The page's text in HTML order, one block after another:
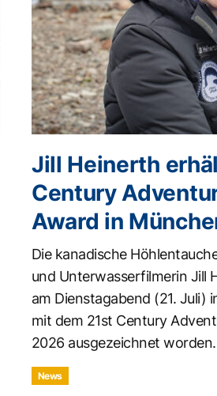
Jill Heinerth
Century
Award in
Die kanadische
und Unterwasserfilmerin Jill
am Dienstagabend (21. Juli)
mit dem 21st Century
2026 ausgezeichnet worden.
News